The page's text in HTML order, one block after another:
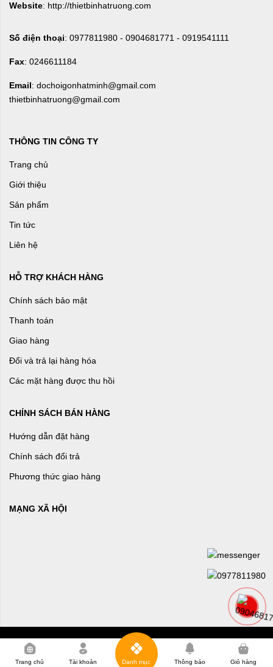
Website: http://thietbinhatruong.com
Số điện thoại: 0977811980 - 0904681771 - 0919541111
Fax: 0246611184
Email: dochoigonhatminh@gmail.com
thietbinhatruong@gmail.com
THÔNG TIN CÔNG TY
Trang chủ
Giới thiệu
Sản phẩm
Tin tức
Liên hệ
HỖ TRỢ KHÁCH HÀNG
Chính sách bảo mật
Thanh toán
Giao hàng
Đổi và trả lại hàng hóa
Các mặt hàng được thu hồi
CHÍNH SÁCH BÁN HÀNG
Hướng dẫn đặt hàng
Chính sách đổi trả
Phương thức giao hàng
MẠNG XÃ HỘI
Trang chủ Tài khoản Danh mục Thông báo Giỏ hàng